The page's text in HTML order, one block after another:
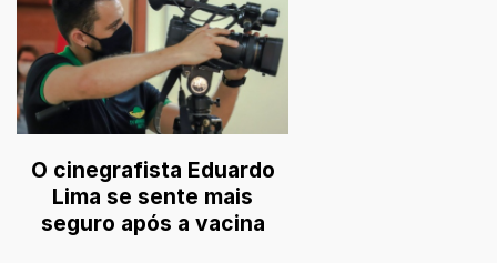
O cinegrafista Eduardo
Lima se sente mais
seguro após a vacina